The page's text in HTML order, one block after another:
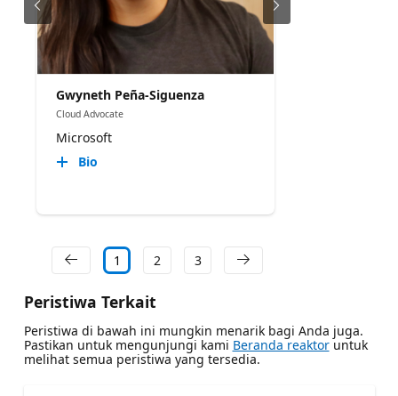
Gwyneth Peña-Siguenza
Cloud Advocate
Microsoft
Bio
1 2 3
Peristiwa Terkait
Peristiwa di bawah ini mungkin menarik bagi Anda juga.
Pastikan untuk mengunjungi kami Beranda reaktoruntuk
melihat semua peristiwa yang tersedia.